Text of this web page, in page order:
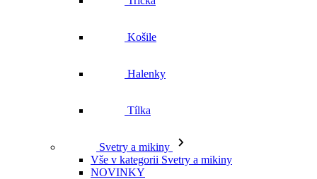
Košile
Halenky
Tílka
Svetry a mikiny
Vše v kategorii Svetry a mikiny
NOVINKY